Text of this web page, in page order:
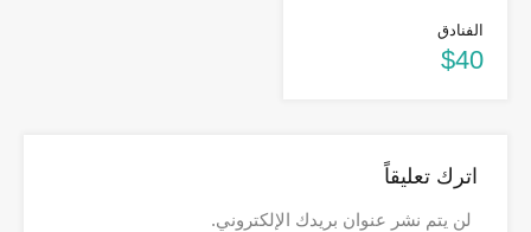
الفنادق
$40
اترك تعليقاً
لن يتم نشر عنوان بريدك الإلكتروني.